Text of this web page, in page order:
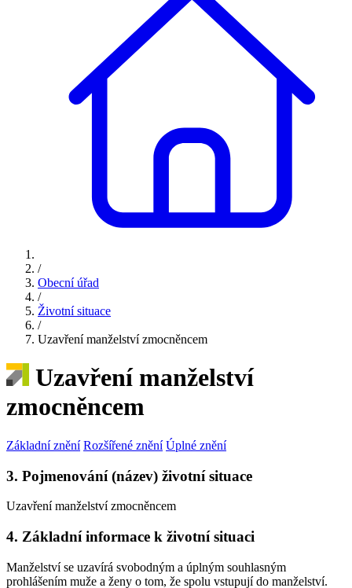
/
Obecní úřad
/
Životní situace
/
Uzavření manželství zmocněncem
Uzavření manželství
zmocněncem
Základní znění Rozšířené znění Úplné znění
3. Pojmenování (název) životní situace
Uzavření manželství zmocněncem
4. Základní informace k životní situaci
Manželství se uzavírá svobodným a úplným souhlasným
prohlášením muže a ženy o tom, že spolu vstupují do manželství.